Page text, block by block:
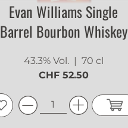
Evan Williams Single
Barrel Bourbon Whiskey
43.3% Vol.
| 70 cl
CHF 52.50